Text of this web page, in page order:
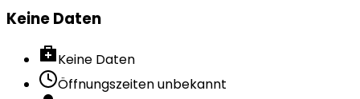
Keine Daten
Keine Daten
Öffnungszeiten unbekannt